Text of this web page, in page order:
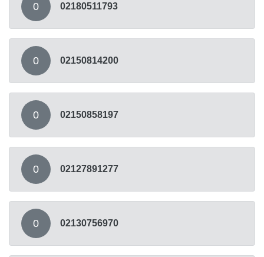
0 02180511793
0 02150814200
0 02150858197
0 02127891277
0 02130756970